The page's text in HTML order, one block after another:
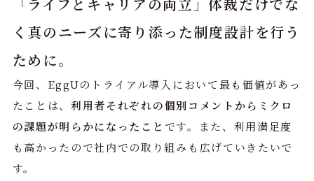
く真のニーズに寄り添った制度設計を行う
ために。
今回、EggUのトライアル導入において最も価値があっ
たことは、 利用者それぞれの個別コメントからミクロ
の課題が明らかになったこと です。また、利用満足度
も高かったので社内での取り組みも広げていきたいで
す。